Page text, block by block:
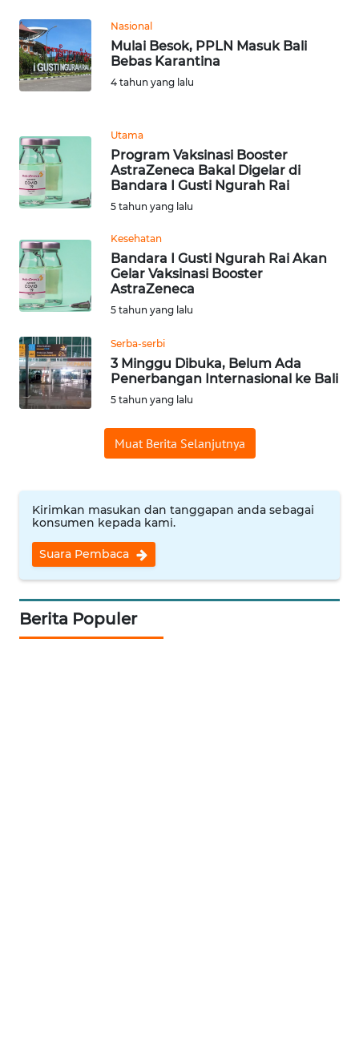
Nasional
Mulai Besok, PPLN Masuk Bali
Bebas Karantina
4 tahun yang lalu
Utama
Program Vaksinasi Booster
AstraZeneca Bakal Digelar di
Bandara I Gusti Ngurah Rai
5 tahun yang lalu
Kesehatan
Bandara I Gusti Ngurah Rai Akan
Gelar Vaksinasi Booster
AstraZeneca
5 tahun yang lalu
Serba-serbi
3 Minggu Dibuka, Belum Ada
Penerbangan Internasional ke Bali
5 tahun yang lalu
Muat Berita Selanjutnya
Kirimkan masukan dan tanggapan anda sebagai
konsumen kepada kami.
Suara Pembaca
Berita Populer
WN
SERAMBI
WN
JAMBI
WN
SULTRA
WN
NTB
WN
SULTENG
WN
WN
BABEL
WN
SUMSEL
WN
BENGKULU
WN
LAMPUNG